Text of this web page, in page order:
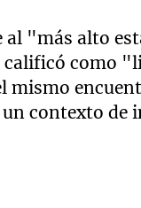
al "más alto
calificó como
mismo
contexto de